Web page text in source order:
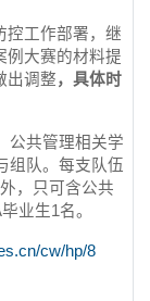
控工作部署，继
例大赛的材料提
出调整，具体时
公共管理相关学
组队。每支队伍
，只可含公共
业生1名。
cw/hp/8